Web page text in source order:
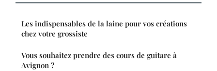
Les indispensables de la laine pour vos créations
chez votre grossiste
Vous souhaitez prendre des cours de guitare à
Avignon ?